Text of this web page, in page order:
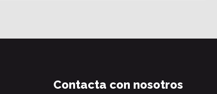
Contacta con nosotros